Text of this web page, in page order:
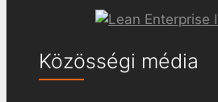
Közösségi média